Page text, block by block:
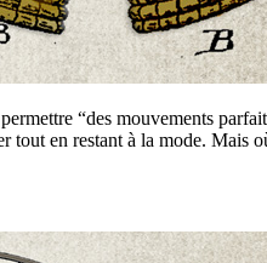
“des mouvements
tout en restant à la mode. Mais